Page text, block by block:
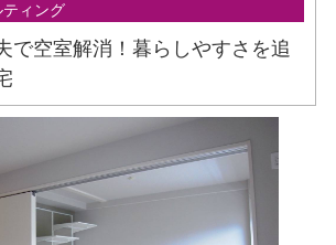
ィング
で空室解消！暮らしやすさを追